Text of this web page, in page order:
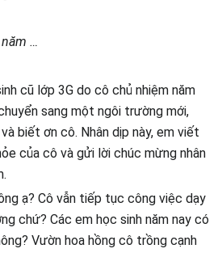
…
cũ lớp 3G do cô chủ nhiệm năm
sang một ngôi trường mới,
biết ơn cô. Nhân dịp này, em viết
của cô và gửi lời chúc mừng nhân
ạ? Cô vẫn tiếp tục công việc dạy
chứ? Các em học sinh năm nay có
Vườn hoa hồng cô trồng cạnh